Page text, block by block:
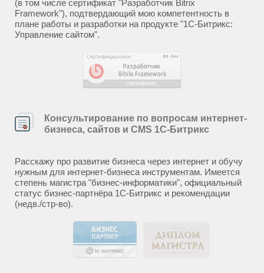
(в том числе сертификат "Разработчик Bitrix
Framework"), подтвердающий мою компетентность в
плане работы и разработки на продукте "1С-Битрикс:
Управление сайтом".
Консультирование по вопросам интернет-
бизнеса, сайтов и CMS 1С-Битрикс
Расскажу про развитие бизнеса через интернет и обучу
нужным для интернет-бизнеса инструментам. Имеется
степень магистра "бизнес-информатики", официальный
статус бизнес-партнёра 1С-Битрикс и рекомендации
(недв./стр-во).